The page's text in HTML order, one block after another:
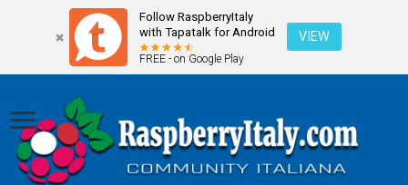
Follow RaspberryItaly
with Tapatalk for Android
FREE - on Google Play
VIEW